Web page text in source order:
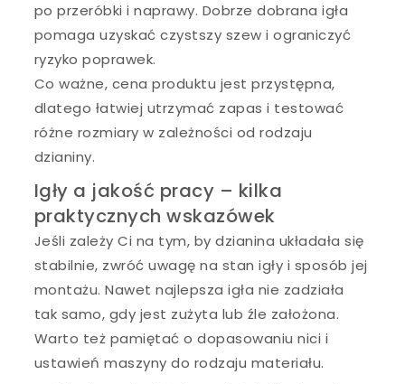
po przeróbki i naprawy. Dobrze dobrana igła
pomaga uzyskać czystszy szew i ograniczyć
ryzyko poprawek.
Co ważne, cena produktu jest przystępna,
dlatego łatwiej utrzymać zapas i testować
różne rozmiary w zależności od rodzaju
dzianiny.
Igły a jakość pracy – kilka
praktycznych wskazówek
Jeśli zależy Ci na tym, by dzianina układała się
stabilnie, zwróć uwagę na stan igły i sposób jej
montażu. Nawet najlepsza igła nie zadziała
tak samo, gdy jest zużyta lub źle założona.
Warto też pamiętać o dopasowaniu nici i
ustawień maszyny do rodzaju materiału.